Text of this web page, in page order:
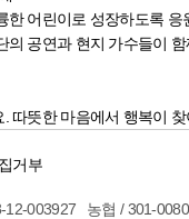
한 어린이로 성장하도록 응
공연과 현지 가수들이
따뜻한 마음에서 행복이
거부
003927 농협 / 301-